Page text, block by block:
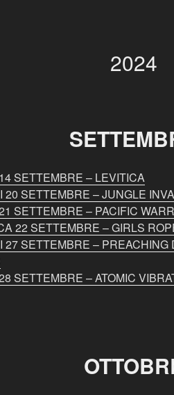
2024
SETTEMBRE – LEVITICA
20 SETTEMBRE – JUNGLE
SETTEMBRE – PACIFIC
22 SETTEMBRE – GIRLS
27 SETTEMBRE – PREACHING
SETTEMBRE – ATOMIC